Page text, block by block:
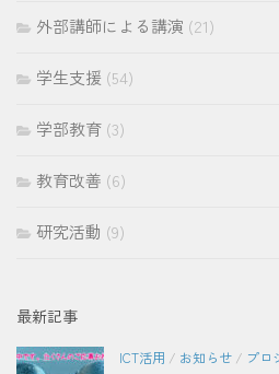
外部講師による講演 (21)
学生支援 (54)
学部教育 (3)
教育改善 (6)
研究活動 (9)
最新記事
ICT活用 / お知らせ / プロ